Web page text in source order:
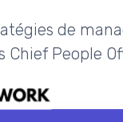
de
Chief People